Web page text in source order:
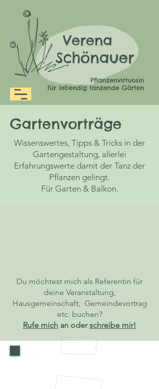
Gartenvorträge
Wissenswertes, Tipps & Tricks in der
Gartengestaltung, allerlei
Erfahrungswerte damit der Tanz der
Pflanzen gelingt.
Für Garten & Balkon.
Du möchtest mich als Referentin für
deine Veranstaltung,
Hausgemeinschaft, Gemeindevortrag
etc. buchen?
Rufe mich an oderschreibe mir!